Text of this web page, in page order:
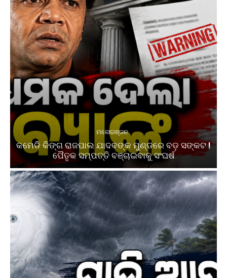
ମନୋରଞ୍ଜନ
କମେଡି କିଙ୍ଗ ରାଜପାଲ ଯାଦବଙ୍କ ମୁଣ୍ଡରେ ବଡ଼ ସଙ୍କଟ !
ପୈତୃକ ସମ୍ପତ୍ତି ବଞ୍ଚାଇବାକୁ ସଂଘର୍ଷ